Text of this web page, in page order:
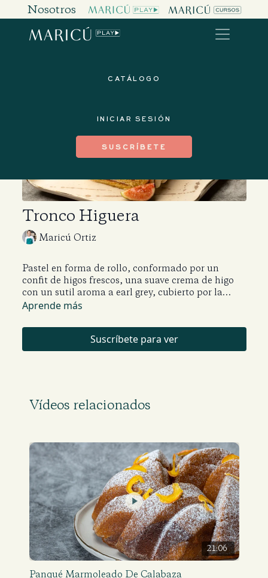
Nosotros
CATÁLOGO
INICIAR SESIÓN
SUSCRÍBETE
Tronco Higuera
Maricú Ortiz
Pastel en forma de rollo, conformado por un
confit de higos frescos, una suave crema de higo
con un sutil aroma a earl grey, cubierto por la
crema mantequilla que tiene como acabado un
Aprende más
Suscríbete para ver
Vídeos relacionados
21:06
Panqué Marmoleado De Calabaza